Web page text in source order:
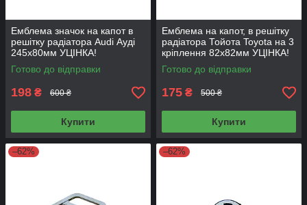
Емблема значок на капот в
решітку радіатора Audi Ауді
245х80мм УЦІНКА!
Готово до відправки
198 ₴ 600 ₴
Купити
Емблема на капот, в решітку
радіатора Тойота Toyota на 3
кріплення 82х82мм УЦІНКА!
Готово до відправки
175 ₴ 500 ₴
Купити
–62% –62%